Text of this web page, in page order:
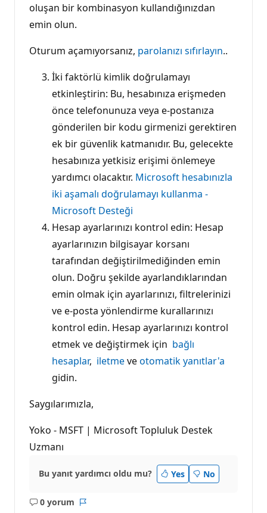
oluşan bir kombinasyon kullandığınızdan
emin olun.
Oturum açamıyorsanız, parolanızı sıfırlayın..
İki faktörlü kimlik doğrulamayı
etkinleştirin: Bu, hesabınıza erişmeden
önce telefonunuza veya e-postanıza
gönderilen bir kodu girmenizi gerektiren
ek bir güvenlik katmanıdır. Bu, gelecekte
hesabınıza yetkisiz erişimi önlemeye
yardımcı olacaktır. Microsoft hesabınızla
iki aşamalı doğrulamayı kullanma -
Microsoft Desteği
Hesap ayarlarınızı kontrol edin: Hesap
ayarlarınızın bilgisayar korsanı
tarafından değiştirilmediğinden emin
olun. Doğru şekilde ayarlandıklarından
emin olmak için ayarlarınızı, filtrelerinizi
ve e-posta yönlendirme kurallarınızı
kontrol edin. Hesap ayarlarınızı kontrol
etmek ve değiştirmek için bağlı
hesaplar, iletmeveotomatik yanıtlar'a
gidin.
Saygılarımızla,
Yoko - MSFT | Microsoft Topluluk Destek
Uzmanı
Bu yanıt yardımcı oldu mu? Yes No
0 yorum
Açıklama